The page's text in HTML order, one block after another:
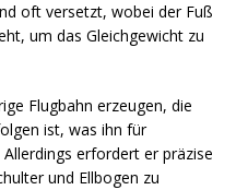
oft versetzt, wobei der Fuß
um das Gleichgewicht zu
Flugbahn erzeugen, die
ist, was ihn für
erfordert er präzise
und Ellbogen zu